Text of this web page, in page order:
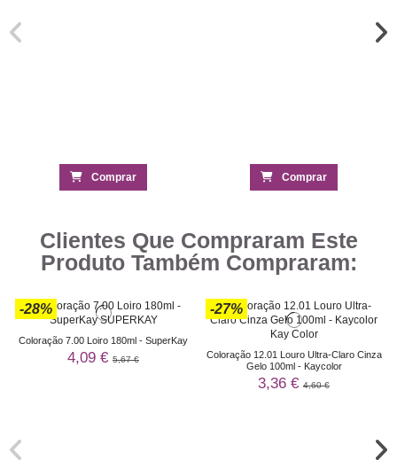
Comprar Comprar
Clientes Que Compraram Este
Produto Também Compraram:
-28%
Coloração 7.00 Loiro 180ml - SuperKay
4,09 € 5,67 €
-27%
Coloração 12.01 Louro Ultra-Claro Cinza
Gelo 100ml - Kaycolor
3,36 € 4,60 €